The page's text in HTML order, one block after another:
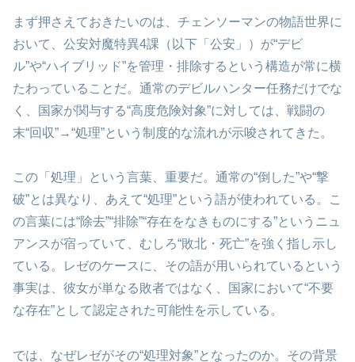
まず押さえておきたいのは、チェンソーマンの物語世界に
おいて、公安対魔特異4課（以下「公安」）が“デビ
ル”や“ハイブリッド”を管理・排除するという構造が常に横
たわっていることだ。通常のデビルハンター任務だけでな
く、国家が関与する“高度危険対象”に対しては、戦闘の
末“回収”→“処理”という制度的な流れが示唆されてきた。
この「処理」という言葉、重要だ。通常の“倒した”や“撃
破”とは異なり、あえて“処理”という語が使われている。こ
の言葉には“除去”“排除”“存在をなきものにする”というニュ
アンスが宿っていて、むしろ“敗北・死亡”を強く指し示し
ている。レゼのケースに、その語が用いられているという
事実は、彼女が単なる敗者ではなく、国家において“不要
な存在”として認定された可能性を示している。
では、なぜレゼがその“処理対象”となったのか。その背景